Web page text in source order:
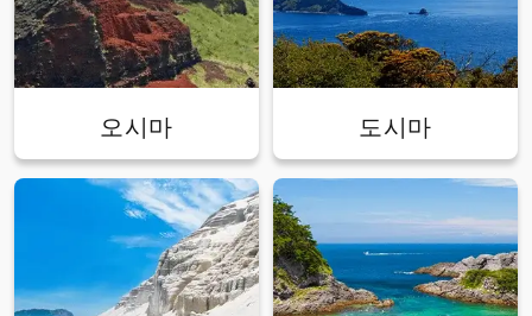
오시마 도시마